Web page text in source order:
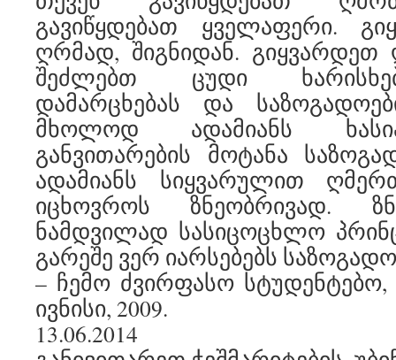
გავიწყდებათ ყველაფერი.
ღრმად, შიგნიდან.
შეძლებთ ცუდი
დამარცხებას და
მხოლოდ ადამიანს
განვითარების მოტანა
ადამიანს სიყვარულით
იცხოვროს ზნეობრივად.
ნამდვილად სასიცოცხლო
გარეშე ვერ იარსებებს
– ჩემო ძვირფასო სტუდენტებო,
ივნისი, 2009.
13.06.2014